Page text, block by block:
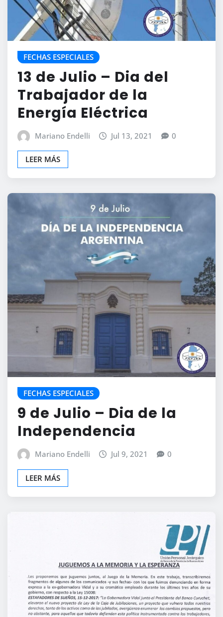
FECHAS ESPECIALES
13 de Julio – Dia del
Trabajador de la
Energía Eléctrica
Mariano Endelli Jul 13, 2021 0
LEER MÁS
FECHAS ESPECIALES
9 de Julio – Dia de la
Independencia
Mariano Endelli Jul 9, 2021 0
LEER MÁS